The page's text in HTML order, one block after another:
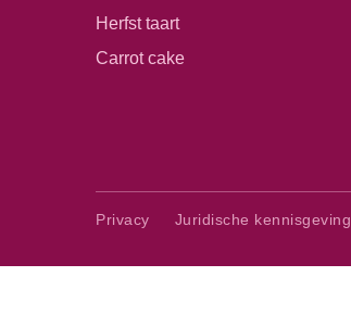
Herfst taart
Carrot cake
Privacy Juridische kennisgeving